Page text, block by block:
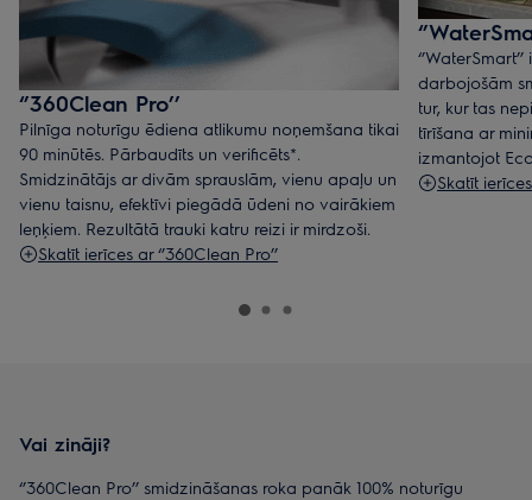
vieta.
Apskatiet trauku mazgājamās mašīnas ar galda piederumu
atvilktnēm
Apskatiet trauku mazgājamās mašīnas ar galda piederumu
groziem
‘’360Clean Pro’’
Pilnīga noturīgu ēdiena atlikumu noņemšana tikai
90 minūtēs. Pārbaudīts un verificēts*.
Smidzinātājs ar divām sprauslām, vienu apaļu un
vienu taisnu, efektīvi piegādā ūdeni no vairākiem
leņķiem. Rezultātā trauki katru reizi ir mirdzoši.
Skatīt ierīces ar ‘’360Clean Pro’’
darbojošām
tur, kur tas
tīrīšana ar
izmantojot
Skatīt ierīces
Vai zināji?
‘’360Clean Pro’’ smidzināšanas roka panāk 100% noturīgu